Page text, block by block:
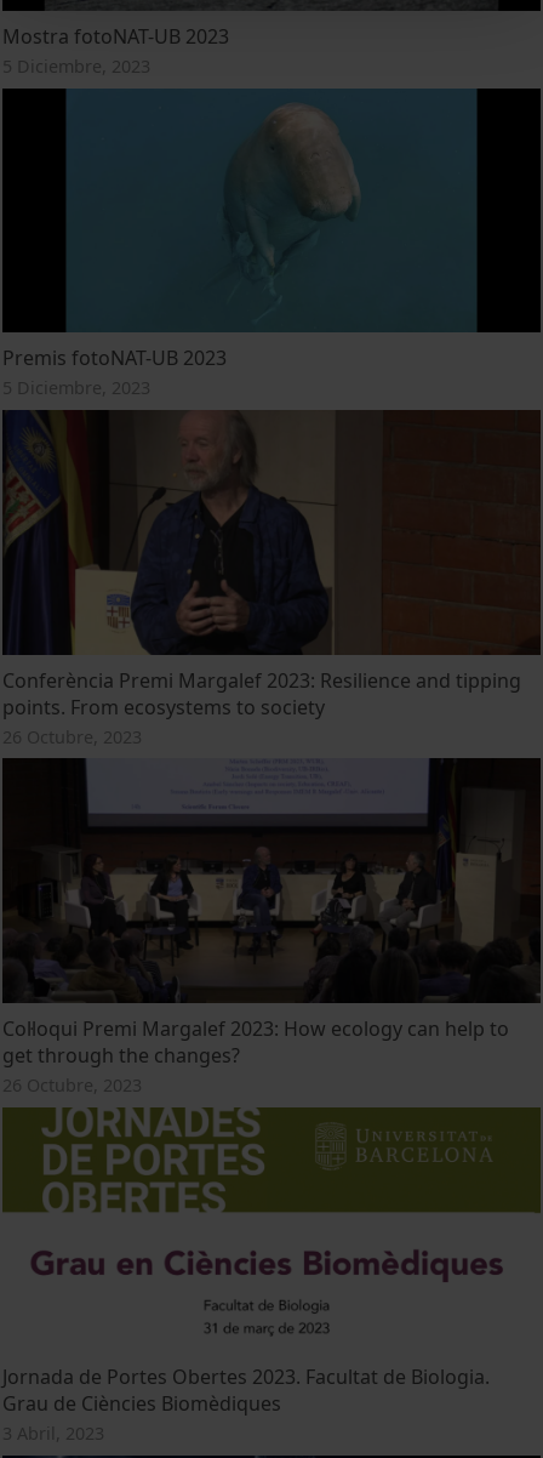
Mostra fotoNAT-UB 2023
5 Diciembre, 2023
Premis fotoNAT-UB 2023
5 Diciembre, 2023
Conferència Premi Margalef 2023: Resilience and tipping
points. From ecosystems to society
26 Octubre, 2023
Col·loqui Premi Margalef 2023: How ecology can help to
get through the changes?
26 Octubre, 2023
Jornada de Portes Obertes 2023. Facultat de Biologia.
Grau de Ciències Biomèdiques
3 Abril, 2023